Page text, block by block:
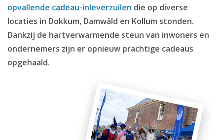
opvallende cadeau-inleverzuilen die op diverse
locaties in Dokkum, Damwâld en Kollum stonden.
Dankzij de hartverwarmende steun van inwoners en
ondernemers zijn er opnieuw prachtige cadeaus
opgehaald.